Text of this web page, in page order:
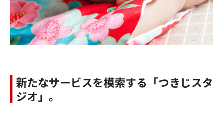
新たなサービスを模索する「つきじスタ
ジオ」。